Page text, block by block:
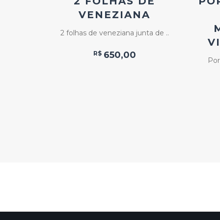
VENEZIANA
2 folhas de veneziana junta de ..
R$ 650,00